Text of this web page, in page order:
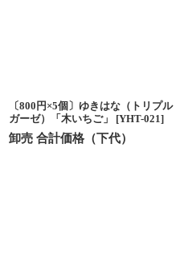
〔800円×5個〕ゆきはな（トリプル
ガーゼ）「木いちご」
[YHT-021]
卸売 合計価格（下代）